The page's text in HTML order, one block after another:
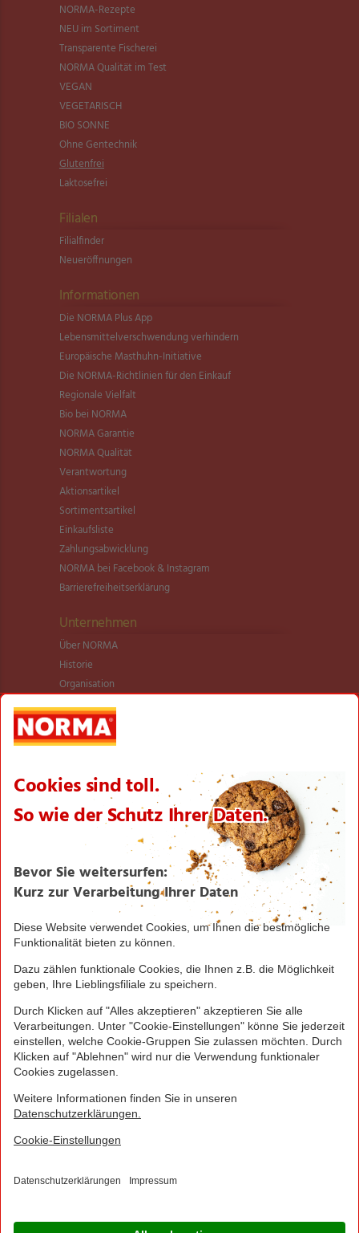
NORMA-Rezepte
NEU im Sortiment
Transparente Fischerei
NORMA Qualität im Test
VEGAN
VEGETARISCH
BIO SONNE
Ohne Gentechnik
Glutenfrei
Laktosefrei
Filialen
Filialfinder
Neueröffnungen
Informationen
Die NORMA Plus App
Lebensmittel­verschwendung verhindern
Europäische Masthuhn-Initiative
Die NORMA-Richtlinien für den Einkauf
Regionale Vielfalt
Bio bei NORMA
NORMA Garantie
NORMA Qualität
Verantwortung
Aktionsartikel
Sortimentsartikel
Einkaufsliste
Zahlungsabwicklung
NORMA bei Facebook & Instagram
Barrierefreiheitserklärung
Unternehmen
Über NORMA
Historie
Organisation
International
Logistik
Filialnetz
Karriere
Verantwortung/CSR
NORMA News
Seite drucken
Nach oben
Greifen Sie schnell zu! Alle angegebenen Preise in
Irrtümer durch Schreib-, Programmier- und
Datenübertragungsfehler sind vorbehalten.
© 2016 - 2026 NORMA Lebensmittelfilialbetrieb
Stiftung & Co. KG
Sitemap Kontakt
Barrierefreiheitserklärung Compliance
Jetzt Ihre NORMA Filiale auswählen und noch